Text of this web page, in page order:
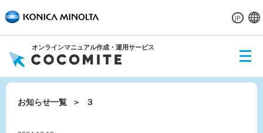
JP
オンラインマニュアル作成・運用サービス
ME
お知らせ一覧 ３